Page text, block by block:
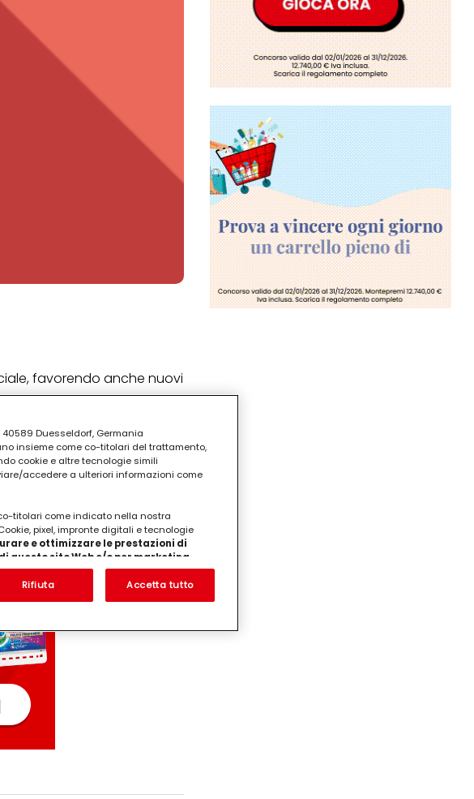
favorendo anche nuovi
40589 Duesseldorf, Germania
insieme come co-titolari del trattamento,
cookie e altre tecnologie simili
accedere a ulteriori informazioni come
titolari come indicato nella nostra
pixel, impronte digitali e tecnologie
e ottimizzare le prestazioni di
questo sito Web e/o per marketing
commerciali con noi
acquisti dei nostri prodotti su siti Web di
individuali su di te che potrebbero essere
a te o alla tua famiglia, nonché per
Informativa sulla protezione dei dati
simili"). Puoi revocare il tuo consenso in
web nella sezione "Impostazioni cookie"
sito Web, in particolare sul loro
all'uso dei cookie e al trattamento dei
Rifiuta Accetta tutto